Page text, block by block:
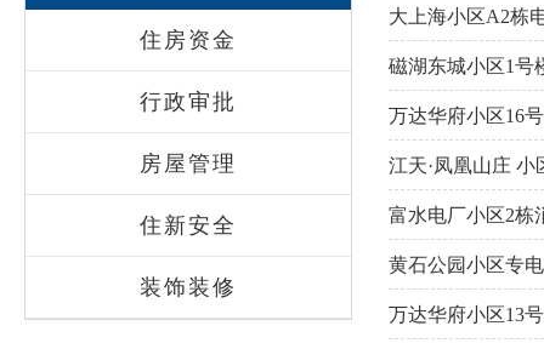
住房资金
行政审批
房屋管理
住新安全
装饰装修
大上海小区A2栋
磁湖东城小区1号
万达华府小区16
江天·凤凰山庄
富水电厂小区2栋
黄石公园小区专
万达华府小区13